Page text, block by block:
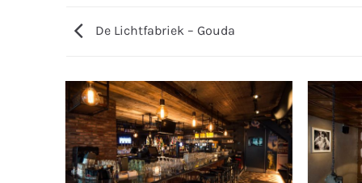
De Lichtfabriek – Gouda